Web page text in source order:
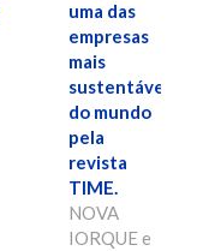
uma das
empresas
mais
sustentáveis
do mundo
pela
revista
TIME.
NOVA
IORQUE e